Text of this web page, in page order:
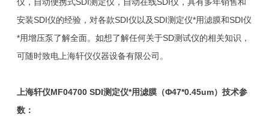
仪，自动便携式SDI测定仪，自动在线SDI仪，具有多年销售和
安装SDI仪的经验，对各款SDI仪以及SDI测定仪*用滤膜和SDI仪
*用增压泵了解全面。如想了解任何关于SD测试仪的相关知识，
可随时致电上海轩仪仪器设备有限公司。
上海轩仪MF04700 SDI测定仪*用滤膜（Φ47*0.45um）技术参
数：